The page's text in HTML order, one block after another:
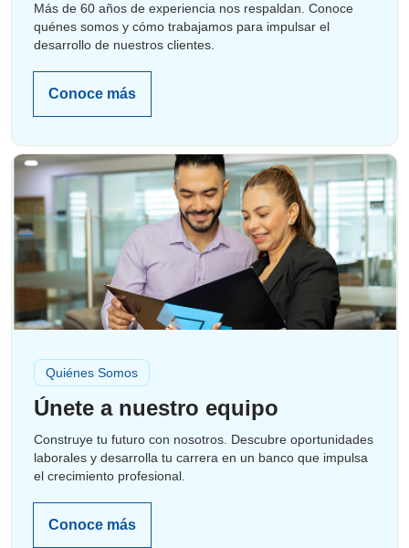
Más de 60 años de experiencia nos respaldan. Conoce
quénes somos y cómo trabajamos para impulsar el
desarrollo de nuestros clientes.
Conoce más
Quiénes Somos
Únete a nuestro equipo
Construye tu futuro con nosotros. Descubre oportunidades
laborales y desarrolla tu carrera en un banco que impulsa
el crecimiento profesional.
Conoce más